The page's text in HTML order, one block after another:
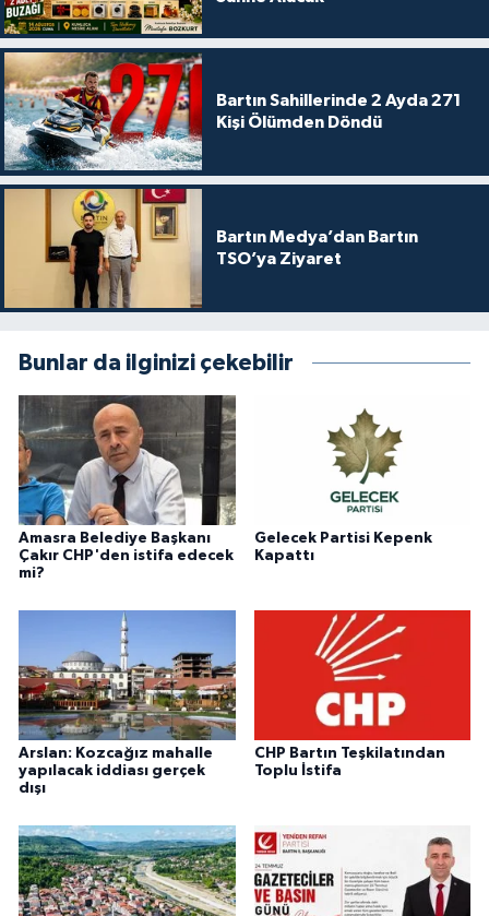
Bartın Sahillerinde 2 Ayda 271
Kişi Ölümden Döndü
Bartın Medya’dan Bartın
TSO’ya Ziyaret
Bunlar da ilginizi çekebilir
Amasra Belediye Başkanı
Çakır CHP'den istifa edecek
mi?
Gelecek Partisi Kepenk
Kapattı
Arslan: Kozcağız mahalle
yapılacak iddiası gerçek
dışı
CHP Bartın Teşkilatından
Toplu İstifa